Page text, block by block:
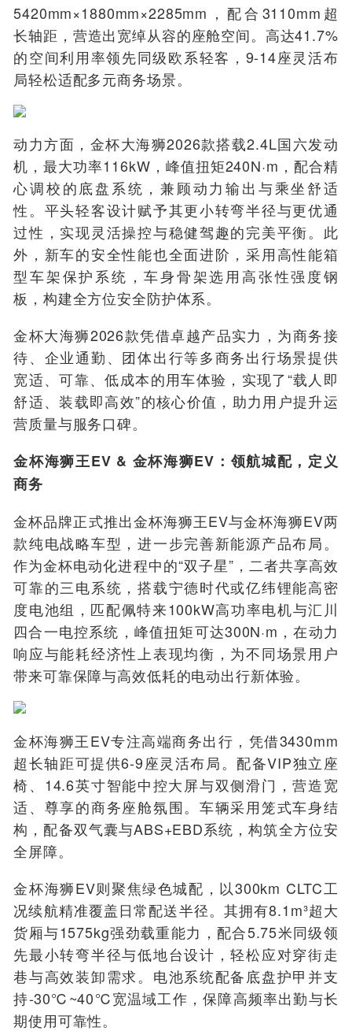
5420mm×1880mm×2285mm，配合3110mm超
长轴距，营造出宽绰从容的座舱空间。高达41.7%
的空间利用率领先同级欧系轻客，9-14座灵活布
局轻松适配多元商务场景。
动力方面，金杯大海狮2026款搭载2.4L国六发动
机，最大功率116kW，峰值扭矩240N·m，配合精
心调校的底盘系统，兼顾动力输出与乘坐舒适
性。平头轻客设计赋予其更小转弯半径与更优通
过性，实现灵活操控与稳健驾趣的完美平衡。此
外，新车的安全性能也全面进阶，采用高性能箱
型车架保护系统，车身骨架选用高张性强度钢
板，构建全方位安全防护体系。
金杯大海狮2026款凭借卓越产品实力，为商务接
待、企业通勤、团体出行等多商务出行场景提供
宽适、可靠、低成本的用车体验，实现了“载人即
舒适、装载即高效”的核心价值，助力用户提升运
营质量与服务口碑。
金杯海狮王EV & 金杯海狮EV：领航城配，定义
商务
金杯品牌正式推出金杯海狮王EV与金杯海狮EV两
款纯电战略车型，进一步完善新能源产品布局。
作为金杯电动化进程中的“双子星”，二者共享高效
可靠的三电系统，搭载宁德时代或亿纬锂能高密
度电池组，匹配佩特来100kW高功率电机与汇川
四合一电控系统，峰值扭矩可达300N·m，在动力
响应与能耗经济性上表现均衡，为不同场景用户
带来可靠保障与高效低耗的电动出行新体验。
金杯海狮王EV专注高端商务出行，凭借3430mm
超长轴距可提供6-9座灵活布局。配备VIP独立座
椅、14.6英寸智能中控大屏与双侧滑门，营造宽
适、尊享的商务座舱氛围。车辆采用笼式车身结
构，配备双气囊与ABS+EBD系统，构筑全方位安
全屏障。
金杯海狮EV则聚焦绿色城配，以300km CLTC工
况续航精准覆盖日常配送半径。其拥有8.1m³超大
货厢与1575kg强劲载重能力，配合5.75米同级领
先最小转弯半径与低地台设计，轻松应对穿街走
巷与高效装卸需求。电池系统配备底盘护甲并支
持-30℃~40℃宽温域工作，保障高频率出勤与长
期使用可靠性。